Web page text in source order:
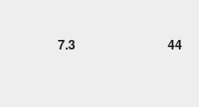
7.3 44